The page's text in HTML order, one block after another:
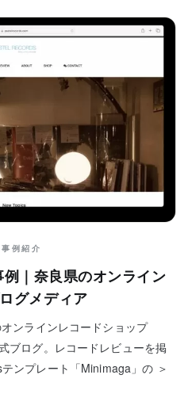
例紹介
｜奈良県のオンライン
グメディア
ンラインレコードショップ
ブログ。レコードレビューを掲
ンプレート「Minimaga」の ＞